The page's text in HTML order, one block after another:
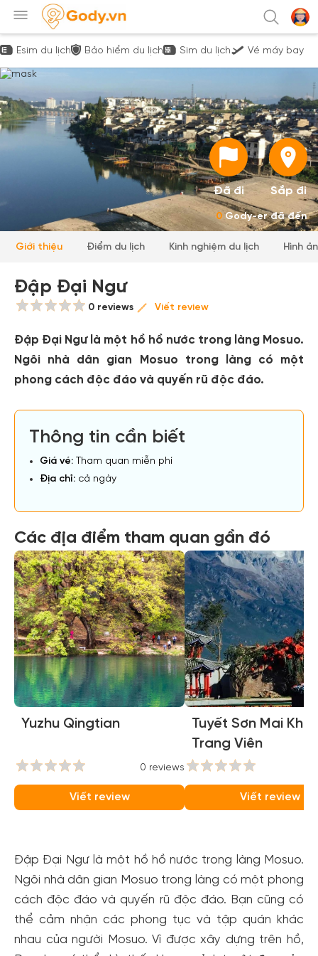
Esim du lịch Bảo hiểm du lịch Sim du lịch Vé máy bay
Đã đi Sắp đi
0 Gody-er đã đến
Giới thiệu Điểm du lịch Kinh nghiệm du lịch Hình
Đập Đại Ngư
0 reviews Viết review
Đập Đại Ngư là một hồ hồ nước trong làng Mosuo.
Ngôi nhà dân gian Mosuo trong làng có một
phong cách độc đáo và quyến rũ độc đáo.
Thông tin cần biết
Giá vé: Tham quan miễn phí
Địa chỉ: cả ngày
Các địa điểm tham quan gần đó
Yuzhu Qingtian
0 reviews
Viết review
Tuyết Sơn Mai Khôi
Trang Viên
Viết review
Đập Đại Ngư là một hồ hồ nước trong làng Mosuo.
Ngôi nhà dân gian Mosuo trong làng có một phong
cách độc đáo và quyến rũ độc đáo. Bạn cũng có
thể cảm nhận các phong tục và tập quán khác
nhau của người Mosuo. Vì được xây dựng trên hồ,